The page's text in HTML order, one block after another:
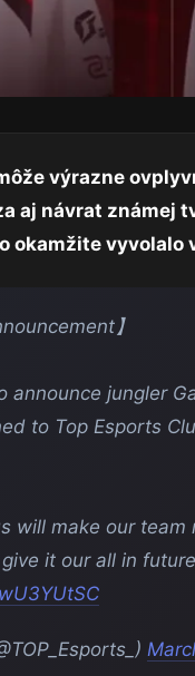
výrazne
aj návrat známej
okamžite
】
announce jungler
to Top Esports
will make our
it our all in